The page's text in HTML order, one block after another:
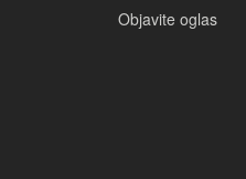
Objavite oglas